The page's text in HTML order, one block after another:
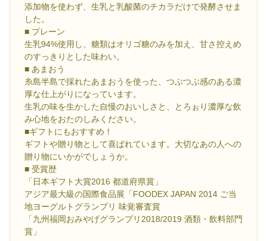
添加物を使わず、生乳と乳酸菌のチカラだけで発酵させま
した。
■ プレーン
生乳94%使用し、糖類はオリゴ糖のみを加え、甘さ控えめ
のすっきりとした味わい。
■ あまおう
糸島半島で採れたあまおうを使った、つぶつぶ感のある濃
厚な仕上がりになっています。
生乳の味を生かした自慢のおいしさと、とろぉり濃厚な飲
み心地をおたのしみください。
■ギフトにもおすすめ！
ギフトや贈り物として喜ばれています。大切なあの人への
贈り物にいかがでしょうか。
■ 受賞歴
「日本ギフト大賞2016 都道府県賞」
アジア最大級の国際食品展「FOODEX JAPAN 2014 ご当
地ヨーグルトグランプリ 味覚審査賞
「九州福岡おみやげグランプリ2018/2019 酒類・飲料部門
賞」